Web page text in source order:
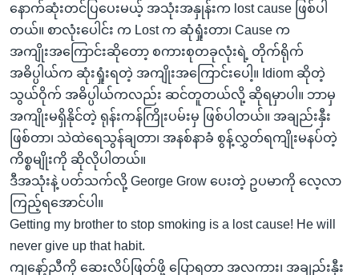
နောက်ဆုံးတင်ပြပေးမယ့် အသုံးအနှုန်းက lost cause ဖြစ်ပါ
တယ်။ စာလုံးပေါင်း က Lost က ဆုံရှုံးတာ၊ Cause က
အကျိုးအကြောင်းဆိုတော့ စကားစုတခုလုံးရဲ့ တိုက်ရိုက်
အဓိပ္ပါယ်က ဆုံးရှုံးရတဲ့ အကျိုးအကြောင်းပေါ့။ Idiom ဆိုတဲ့
သွယ်ဝိုက် အဓိပ္ပါယ်ကလည်း ဆင်တူတယ်လို့ ဆိုရမှာပါ။ ဘာမှ
အကျိုးမရှိနိုင်တဲ့ ရုန်းကန်ကြိုးပမ်းမှ ဖြစ်ပါတယ်။ အချည်းနှီး
ဖြစ်တာ၊ သဲထဲရေသွန်ချတာ၊ အနစ်နာခံ စွန့်လွှတ်ရကျိုးမနပ်တဲ့
ကိစ္စမျိုးကို ဆိုလိုပါတယ်။
ဒီအသုံးနဲ့ ပတ်သက်လို့ George Grow ပေးတဲ့ ဥပမာကို လေ့လာ
ကြည့်ရအောင်ပါ။
Getting my brother to stop smoking is a lost cause! He will
never give up that habit.
ကျနော့်ညီကို ဆေးလိပ်ဖြတ်ဖို့ ပြောရတာ အလကား၊ အချည်းနှီး